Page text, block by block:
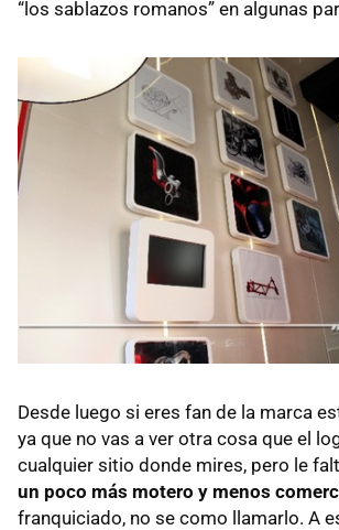
“los sablazos romanos” en algunas
Desde luego si eres fan de la marca
ya que no vas a ver otra cosa que el
cualquier sitio donde mires, pero le
un poco más motero y menos
franquiciado, no se como llamarlo. A